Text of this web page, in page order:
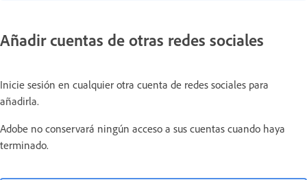
Añadir cuentas de otras redes sociales
Inicie sesión en cualquier otra cuenta de redes sociales para
añadirla.
Adobe no conservará ningún acceso a sus cuentas cuando haya
terminado.